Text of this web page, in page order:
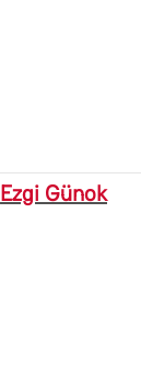
Ezgi Günok